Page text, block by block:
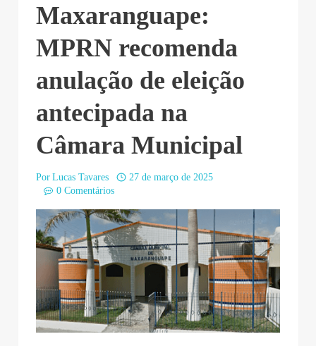
Maxaranguape:
MPRN recomenda
anulação de eleição
antecipada na
Câmara Municipal
Por Lucas Tavares
27 de março de 2025
0 Comentários